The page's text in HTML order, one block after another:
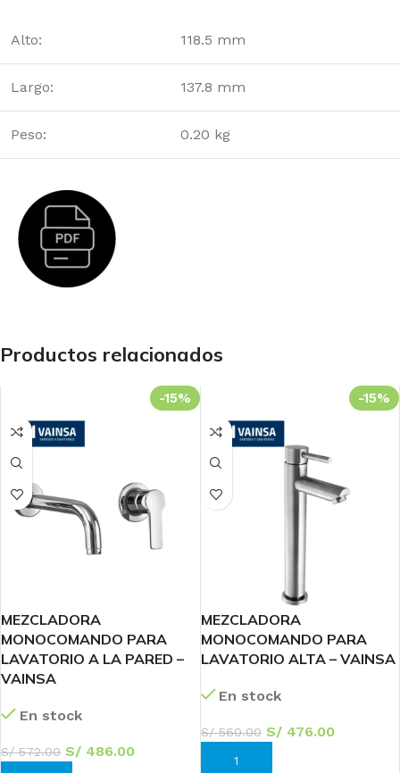
Alto: 118.5 mm
Largo: 137.8 mm
Peso: 0.20 kg
Productos relacionados
-15%
MEZCLADORA
MONOCOMANDO PARA
LAVATORIO A LA PARED –
VAINSA
En stock
S/572.00 S/ 486.00
-15%
MEZCLADORA
MONOCOMANDO PARA
LAVATORIO ALTA – VAINSA
En stock
S/560.00 S/476.00
AÑADIR AL CARRITO